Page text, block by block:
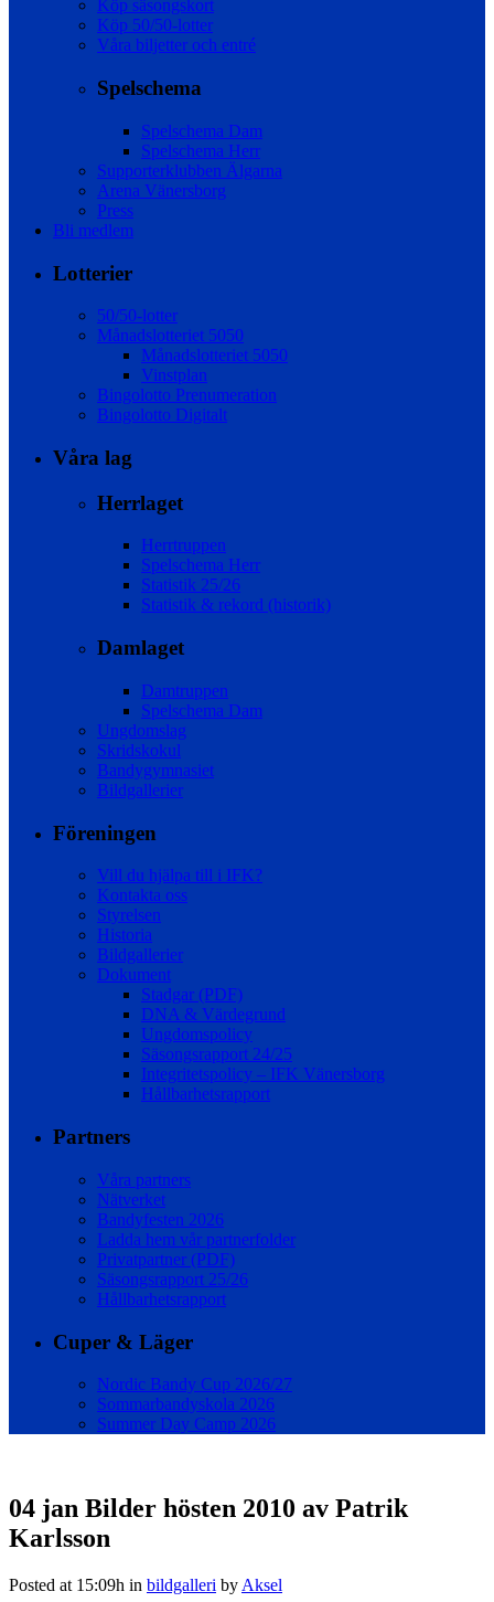
Köp säsongskort
Köp 50/50-lotter
Våra biljetter och entré
Spelschema
Spelschema Dam
Spelschema Herr
Supporterklubben Älgarna
Arena Vänersborg
Press
Bli medlem
Lotterier
50/50-lotter
Månadslotteriet 5050
Månadslotteriet 5050
Vinstplan
Bingolotto Prenumeration
Bingolotto Digitalt
Våra lag
Herrlaget
Herrtruppen
Spelschema Herr
Statistik 25/26
Statistik & rekord (historik)
Damlaget
Damtruppen
Spelschema Dam
Ungdomslag
Skridskokul
Bandygymnasiet
Bildgallerier
Föreningen
Vill du hjälpa till i IFK?
Kontakta oss
Styrelsen
Historia
Bildgallerier
Dokument
Stadgar (PDF)
DNA & Värdegrund
Ungdomspolicy
Säsongsrapport 24/25
Integritetspolicy – IFK Vänersborg
Hållbarhetsrapport
Partners
Våra partners
Nätverket
Bandyfesten 2026
Ladda hem vår partnerfolder
Privatpartner (PDF)
Säsongsrapport 25/26
Hållbarhetsrapport
Cuper & Läger
Nordic Bandy Cup 2026/27
Sommarbandyskola 2026
Summer Day Camp 2026
04 jan Bilder hösten 2010 av Patrik
Karlsson
Posted at 15:09h in bildgalleri by Aksel